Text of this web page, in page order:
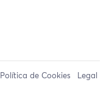
Política de Cookies Legal